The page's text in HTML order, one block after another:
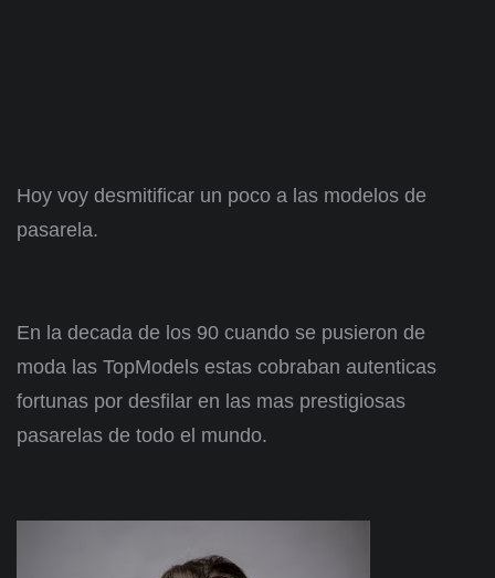
Hoy voy desmitificar un poco a las modelos de
pasarela.
En la decada de los 90 cuando se pusieron de
moda las TopModels estas cobraban autenticas
fortunas por desfilar en las mas prestigiosas
pasarelas de todo el mundo.